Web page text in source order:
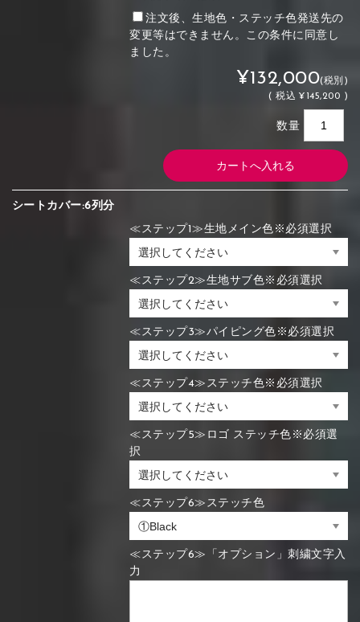
注文後、生地色・ステッチ色発送先の
変更等はできません。この条件に同意し
ました。
¥132,000(税別)
(税込 ¥145,200 )
数量
シートカバー:6列分
≪ステップ1≫生地メイン色※必須選択
≪ステップ2≫生地サブ色※必須選択
≪ステップ3≫パイピング色※必須選択
≪ステップ4≫ステッチ色※必須選択
≪ステップ5≫ロゴ ステッチ色※必須選
択
≪ステップ6≫ステッチ色
≪ステップ6≫「オプション」刺繍文字入
力